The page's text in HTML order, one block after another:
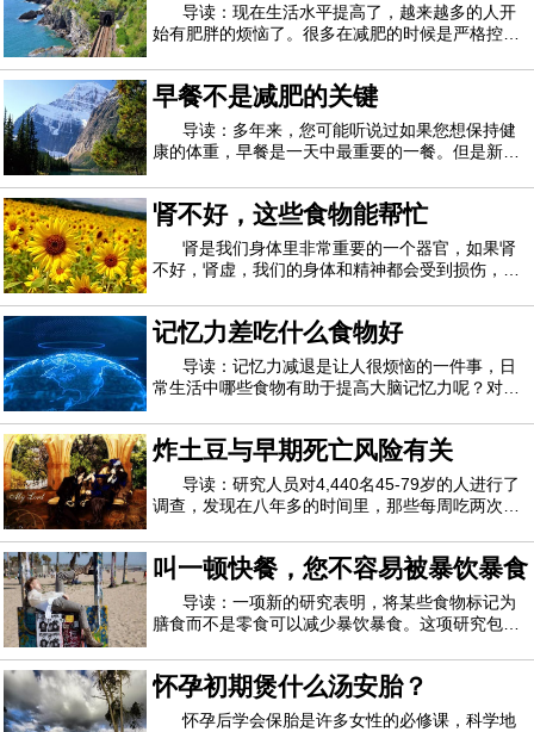
化。
8.修复溃疡
柠檬的抗菌特性是众所周知的，这就是为什么它也有助于
固定溃疡的原因。每天用柠檬水漱口2至3次，您的溃疡就会消
失！
导读：现在生活水平提高了，越来越多的人开
始有肥胖的烦恼了。很多在减肥的时候是严格控制
致反弹了。对于很多减肥成功的减肥者来说最害怕
的就是反弹了。如果你在减肥成功之后就开始肆无
忌惮，那么反弹是必定的，在减肥成功之后的
早餐不是减肥的关键
导读：多年来，您可能听说过如果您想保持健
康的体重，早餐是一天中最重要的一餐。但是新的
餐并不能帮助人们在一天的晚些时候少吃东西，而
那些吃早餐的人最终每天会摄入更多的卡路里。论
资深作者弗拉维亚西库蒂尼（Flavia Cicutt
肾不好，这些食物能帮忙
肾是我们身体里非常重要的一个器官，如果肾
不好，肾虚，我们的身体和精神都会受到损伤，那
吧。强肾食物有哪些1、强肾食物有哪些之鹌鹑肉
鹌鹑肉不仅酥嫩美味，而且营养丰富。鹌鹑肉和鹌
鹑蛋含有多种人体必需氨基酸、无机盐等。具有
记忆力差吃什么食物好
导读：记忆力减退是让人很烦恼的一件事，日
常生活中哪些食物有助于提高大脑记忆力呢？对于
情，记忆力没有得到锻炼导致记忆力衰退，像上学
的时候由于需要背诵的课文比较多，记忆力经常得
到锻炼就没有什么感觉。记忆力不好会影响工
炸土豆与早期死亡风险有关
导读：研究人员对4,440名45-79岁的人进行了
调查，发现在八年多的时间里，那些每周吃两次或
片）的人，其早死的风险是不吃饭的人的两倍。
《美国临床营养学杂志》上的研究并未证明吃炸土
豆与早逝之间有直接联系，但“我们相信富含反式
叫一顿快餐，您不容易被暴饮暴食
导读：一项新的研究表明，将某些食物标记为
膳食而不是零食可以减少暴饮暴食。这项研究包括
（用塑料叉子从塑料锅里站起来吃），要么是一餐
（用金属叉子从陶瓷盘里坐在餐桌上就餐）。吃完
饭后，参与者被邀请对其他食物进行味觉测试，
怀孕初期煲什么汤安胎？
怀孕后学会保胎是许多女性的必修课，科学地